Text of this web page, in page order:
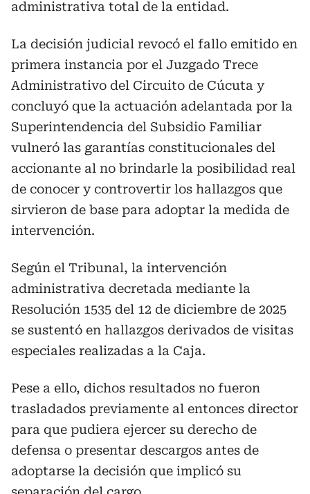
administrativa total de la entidad.
La decisión judicial revocó el fallo emitido en
primera instancia por el Juzgado Trece
Administrativo del Circuito de Cúcuta y
concluyó que la actuación adelantada por la
Superintendencia del Subsidio Familiar
vulneró las garantías constitucionales del
accionante al no brindarle la posibilidad real
de conocer y controvertir los hallazgos que
sirvieron de base para adoptar la medida de
intervención.
Según el Tribunal, la intervención
administrativa decretada mediante la
Resolución 1535 del 12 de diciembre de 2025
se sustentó en hallazgos derivados de visitas
especiales realizadas a la Caja.
Pese a ello, dichos resultados no fueron
trasladados previamente al entonces director
para que pudiera ejercer su derecho de
defensa o presentar descargos antes de
adoptarse la decisión que implicó su